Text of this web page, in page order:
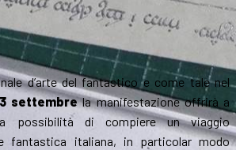
d’arte del fantastico e come tale nel
settembrela manifestazione offrirà a
di compiere un viaggio
fantastica italiana, in particolar modo